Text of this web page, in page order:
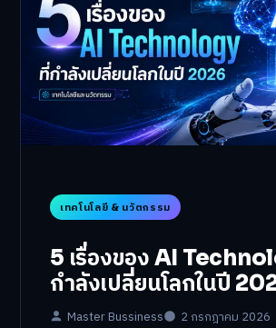
เทคโนโลยี & นวัตกรรม
5 เรื่องของ AI
กำลังเปลี่ยนโลกในปี
Master Bussiness 2 กรกฎาคม 2026